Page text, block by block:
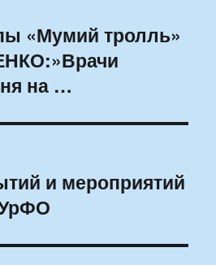
«Мумий тролль»
на …
и мероприятий